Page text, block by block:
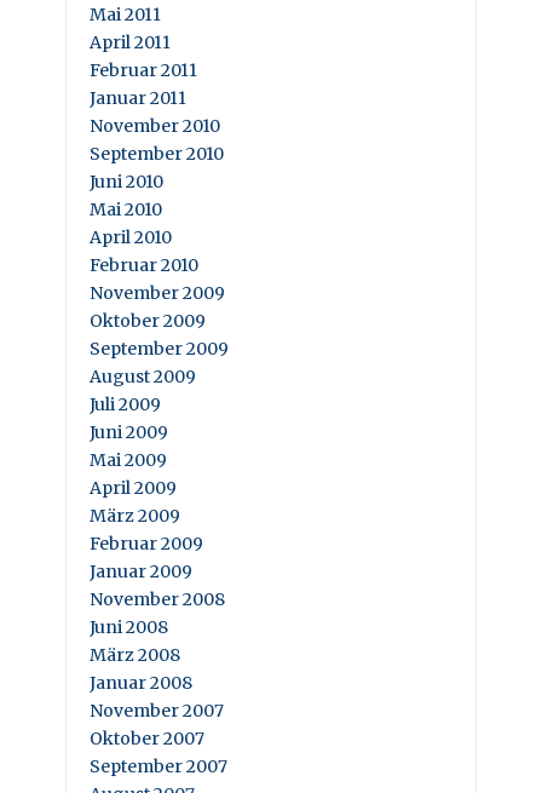
Mai 2011
April 2011
Februar 2011
Januar 2011
November 2010
September 2010
Juni 2010
Mai 2010
April 2010
Februar 2010
November 2009
Oktober 2009
September 2009
August 2009
Juli 2009
Juni 2009
Mai 2009
April 2009
März 2009
Februar 2009
Januar 2009
November 2008
Juni 2008
März 2008
Januar 2008
November 2007
Oktober 2007
September 2007